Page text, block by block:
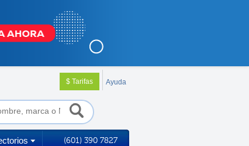
$ Tarifas Ayuda
(601) 390 7827